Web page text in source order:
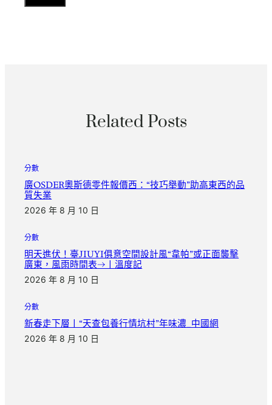
Related Posts
分數
廣OSDER奧斯德零件報價西：“技巧舉動”助高東西的品
質失業
2026 年 8 月 10 日
分數
明天進伏！臺JIUYI俱意空間設計風“韋帕”或正面襲擊
廣東，風雨時間表→丨溫度記
2026 年 8 月 10 日
分數
新春走下層丨“天查包養行情坑村”年味濃_中國網
2026 年 8 月 10 日